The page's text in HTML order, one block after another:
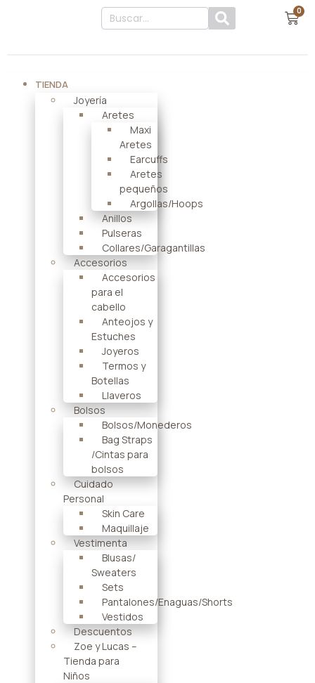
0
TIENDA
Joyería
Aretes
Maxi
Aretes
Earcuffs
Aretes
pequeños
Argollas/Hoops
Anillos
Pulseras
Collares/Garagantillas
Accesorios
Accesorios
para el
cabello
Anteojos y
Estuches
Joyeros
Termos y
Botellas
Llaveros
Bolsos
Bolsos/Monederos
Bag Straps
/Cintas para
bolsos
Cuidado
Personal
Skin Care
Maquillaje
Vestimenta
Blusas/
Sweaters
Sets
Pantalones/Enaguas/Shorts
Vestidos
Descuentos
Zoe y Lucas –
Tienda para
Niños